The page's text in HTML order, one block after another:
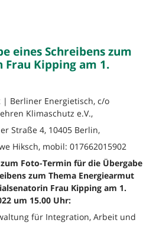
eines Schreibens zum
Kipping am 1.
| Berliner Energietisch, c/o
Klimaschutz e.V.,
Straße 4, 10405 Berlin,
Hiksch, mobil: 017662015902
Foto-Termin für die Übergabe
zum Thema Energiearmut
Frau Kipping am 1.
um 15.00 Uhr:
für Integration, Arbeit und